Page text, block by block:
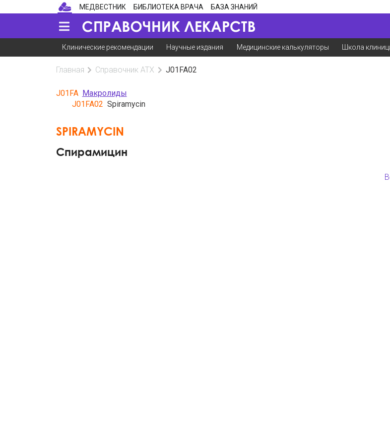
МЕДВЕСТНИК БИБЛИОТЕКА ВРАЧА БАЗА ЗНАНИЙ
Клинические рекомендации Научные издания Медицинские калькуляторы Школа
Главная Справочник АТХ J01FA02
J01FA Макролиды
J01FA02 Spiramycin
SPIRAMYCIN
Спирамицин